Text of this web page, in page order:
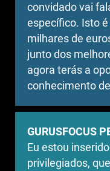
convidado vai
específico. Isto
milhares de
junto dos
agora terás a
conhecimento
GURUSFOCUS
Eu estou
privilegiados,